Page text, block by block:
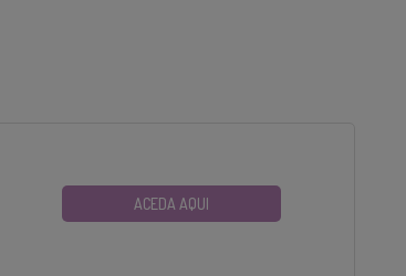
ACEDA AQUI